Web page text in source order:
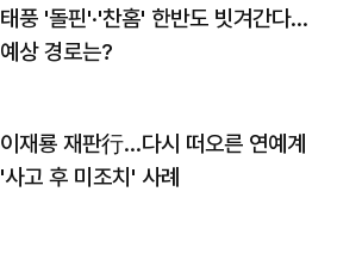
태풍 '돌핀'·'찬홈' 한반도 빗겨간다…
예상 경로는?
이재룡 재판行…다시 떠오른 연예계
'사고 후 미조치' 사례